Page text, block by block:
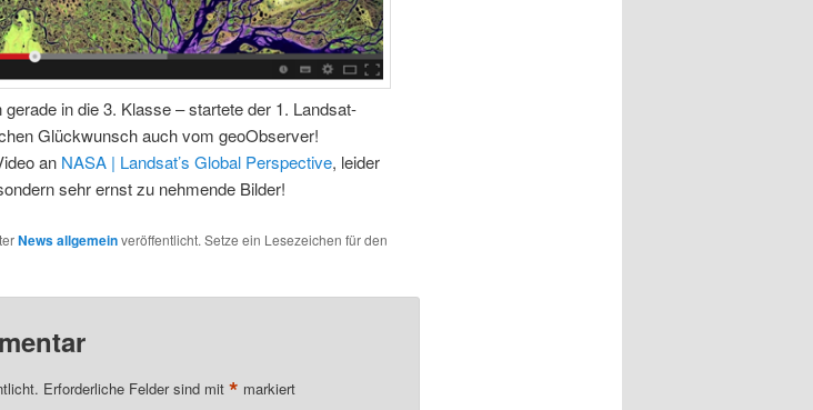
in die 3. Klasse – startete der 1. Landsat-
Glückwunsch auch vom geoObserver!
an NASA | Landsat’s Global Perspective, leider
sehr ernst zu nehmende Bilder!
News allgemeinveröffentlicht. Setze ein Lesezeichen für den
Erforderliche Felder sind mit * markiert